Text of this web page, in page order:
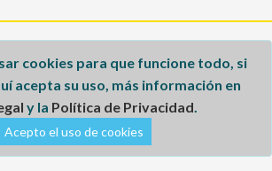
Aviso legal
Política de privacidad
cookies para que funcione todo, si
acepta su uso, más información en
y la Política de Privacidad.
Acepto el uso de cookies